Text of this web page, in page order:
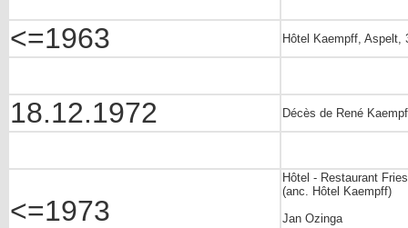
<=1963 Hôtel Kaempff, Aspelt,
18.12.1972 Décès de René
<=1973
Hôtel - Restaurant
(anc. Hôtel Kaempff)
Jan Ozinga